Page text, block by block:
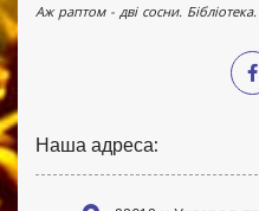
Аж раптом - дві сосни. Бібліотека.
Наша адреса: